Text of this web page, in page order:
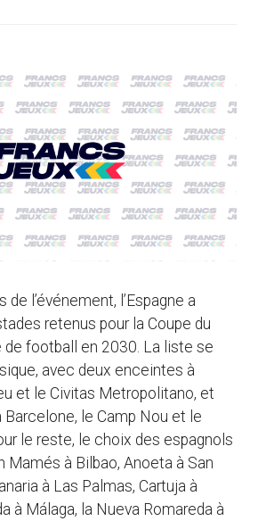
de l’événement, l’Espagne a
retenus pour la Coupe du
de football en 2030. La liste se
avec deux enceintes à
et le Civitas Metropolitano, et
le Camp Nou et le
le reste, le choix des espagnols
Mamés à Bilbao, Anoeta à San
à Las Palmas, Cartuja à
à Málaga, la Nueva Romareda à